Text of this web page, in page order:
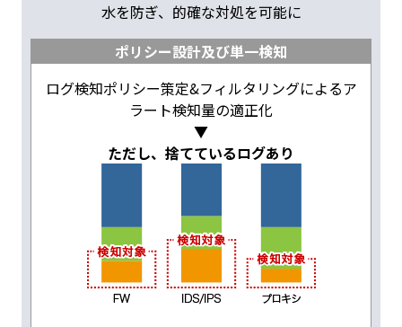
水を防ぎ、的確な対処を可能に
ポリシー設計及び単一検知
ログ検知ポリシー策定&フィルタリングによるア
ラート検知量の適正化
▼
ただし、捨てているログあり